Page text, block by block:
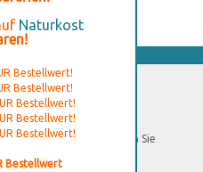
Naturkost
Bestellwert!
Bestellwert!
Bestellwert!
Bestellwert!
Bestellwert!
Bestellwert
erhalten möchten, geben Sie
können den Newsletter